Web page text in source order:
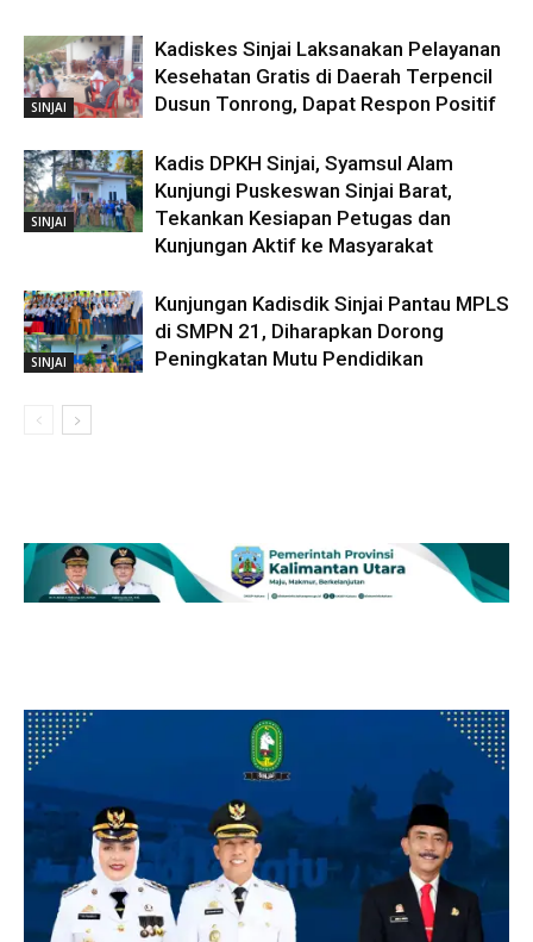
SINJAI
Kadiskes Sinjai Laksanakan Pelayanan
Kesehatan Gratis di Daerah Terpencil
Dusun Tonrong, Dapat Respon Positif
SINJAI
Kadis DPKH Sinjai, Syamsul Alam
Kunjungi Puskeswan Sinjai Barat,
Tekankan Kesiapan Petugas dan
Kunjungan Aktif ke Masyarakat
SINJAI
Kunjungan Kadisdik Sinjai Pantau MPLS
di SMPN 21, Diharapkan Dorong
Peningkatan Mutu Pendidikan